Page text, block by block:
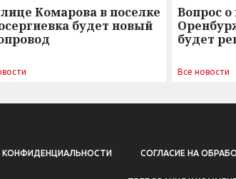
Комарова в поселке
будет новый
Вопрос
будет
Все новости
КОНФИДЕНЦИАЛЬНОСТИ СОГЛАСИЕ НА